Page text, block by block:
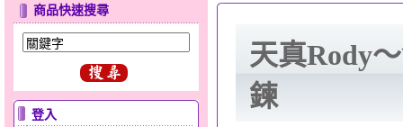
商品快速搜尋
登入
天真Rody
鍊